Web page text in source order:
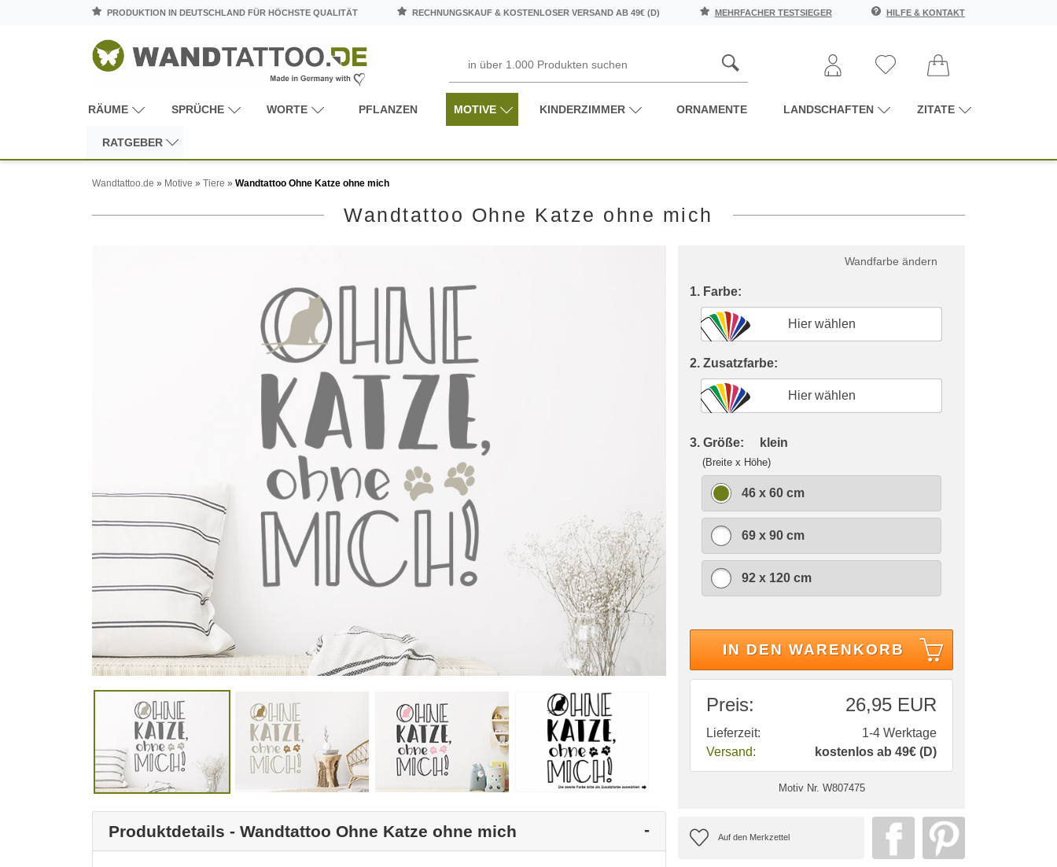
PRODUKTION IN DEUTSCHLAND FÜR HÖCHSTE QUALITÄT RECHNUNGSKAUF & KOSTENLOSER VERSAND AB 49€ (D) MEHRFACHER TESTSIEGER HILFE & KONTAKT
RÄUME SPRÜCHE WORTE PFLANZEN MOTIVE KINDERZIMMER ORNAMENTE LANDSCHAFTEN ZITATE
RATGEBER
Wandtattoo.de » Motive » Tiere » Wandtattoo Ohne Katze ohne mich
Wandtattoo Ohne Katze ohne mich
Produktdetails - Wandtattoo Ohne Katze ohne mich
Wandfarbe ändern
1. Farbe:
Hier wählen
2. Zusatzfarbe:
Hier wählen
3. Größe: klein
(Breite x Höhe)
46 x 60 cm
69 x 90 cm
92 x 120 cm
IN DEN WARENKORB
Preis: 26,95 EUR
Lieferzeit:
1-4 Werktage
Versand:
kostenlos ab 49€ (D)
Motiv Nr. W807475